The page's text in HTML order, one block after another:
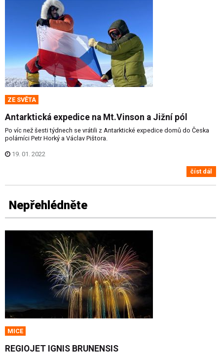
ZE SVĚTA
Antarktická expedice na Mt.Vinson a Jižní pól
Po víc než šesti týdnech se vrátili z Antarktické expedice domů do Česka
polárníci Petr Horký a Václav Pištora.
19. 01. 2022
číst dál
Nepřehlédněte
MICE
REGIOJET IGNIS BRUNENSIS